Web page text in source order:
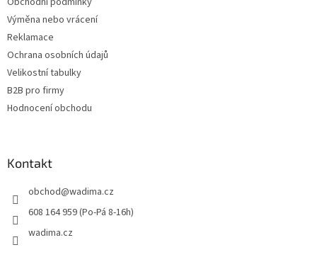
Výměna nebo vrácení
Reklamace
Ochrana osobních údajů
Velikostní tabulky
B2B pro firmy
Hodnocení obchodu
Kontakt
obchod@wadima.cz
608 164 959 (Po-Pá 8-16h)
wadima.cz